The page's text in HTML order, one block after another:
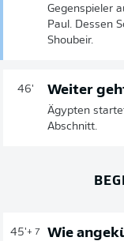
Gegenspieler
Paul. Dessen
Shoubeir.
46' Weiter
Ägypten
Abschnitt.
45'+ 7 Wie